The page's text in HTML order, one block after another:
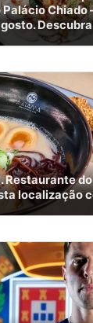
Chiado
Restaurante
localização